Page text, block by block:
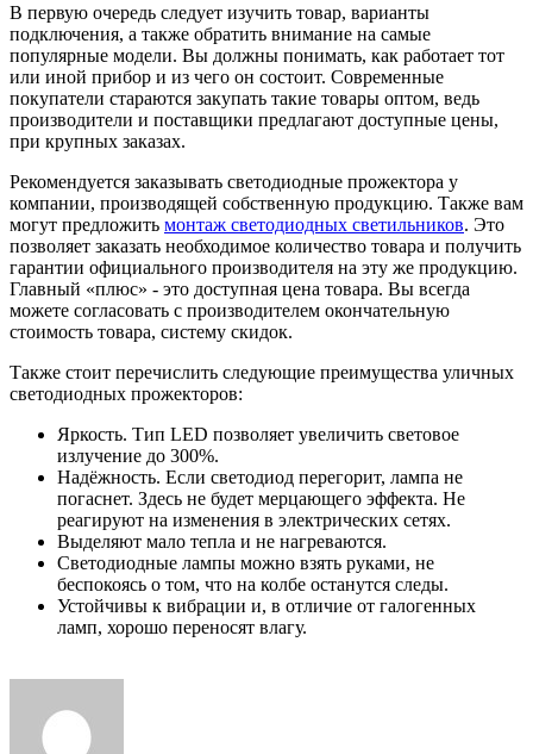
В первую очередь следует изучить товар, варианты
подключения, а также обратить внимание на самые
популярные модели. Вы должны понимать, как работает тот
или иной прибор и из чего он состоит. Современные
покупатели стараются закупать такие товары оптом, ведь
производители и поставщики предлагают доступные цены,
при крупных заказах.
Рекомендуется заказывать светодиодные прожектора у
компании, производящей собственную продукцию. Также вам
могут предложить монтаж светодиодных светильников. Это
позволяет заказать необходимое количество товара и получить
гарантии официального производителя на эту же продукцию.
Главный «плюс» - это доступная цена товара. Вы всегда
можете согласовать с производителем окончательную
стоимость товара, систему скидок.
Также стоит перечислить следующие преимущества уличных
светодиодных прожекторов:
Яркость. Тип LED позволяет увеличить световое
излучение до 300%.
Надёжность. Если светодиод перегорит, лампа не
погаснет. Здесь не будет мерцающего эффекта. Не
реагируют на изменения в электрических сетях.
Выделяют мало тепла и не нагреваются.
Светодиодные лампы можно взять руками, не
беспокоясь о том, что на колбе останутся следы.
Устойчивы к вибрации и, в отличие от галогенных
ламп, хорошо переносят влагу.